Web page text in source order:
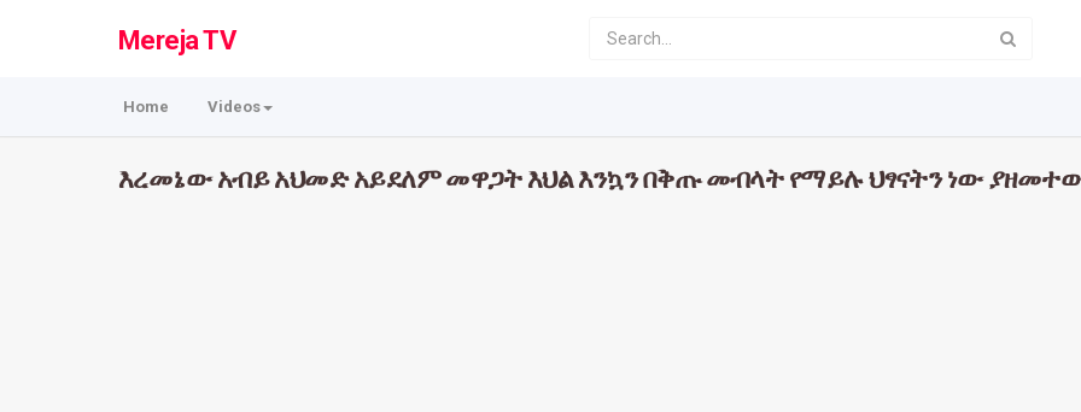
Mereja TV
Home Videos
እረመኔው አብይ አህመድ አይደለም መዋጋት እህል እንኳን በቅጡ መብላት የማይሉ ህፃናትን ነው